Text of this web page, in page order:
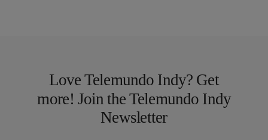
Love Telemundo Indy? Get
more! Join the Telemundo Indy
Newsletter